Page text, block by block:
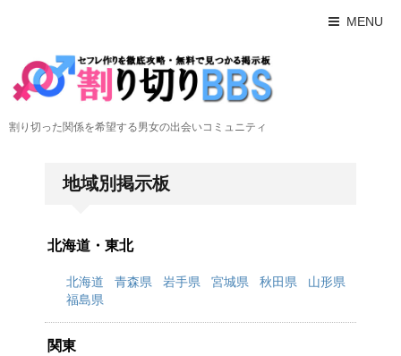
MENU
割り切った関係を希望する男女の出会いコミュニティ
地域別掲示板
北海道・東北
北海道 青森県 岩手県 宮城県 秋田県
山形県
福島県
関東